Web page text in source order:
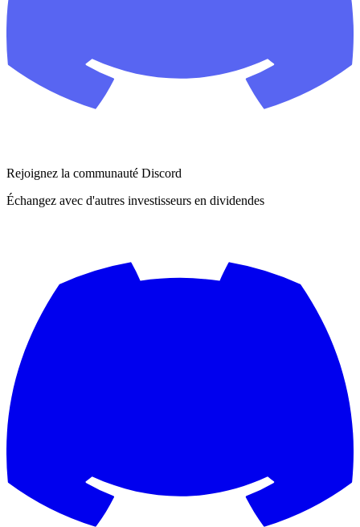
Rejoignez la communauté Discord
Échangez avec d'autres investisseurs en dividendes